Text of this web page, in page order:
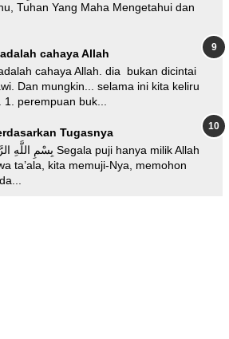
Tuhan Yang Maha Mengetahui dan
cahaya Allah
cahaya Allah. dia bukan dicintai
Dan mungkin... selama ini kita keliru
1. perempuan buk...
Tugasnya
ta’ala, kita memuji-Nya, memohon